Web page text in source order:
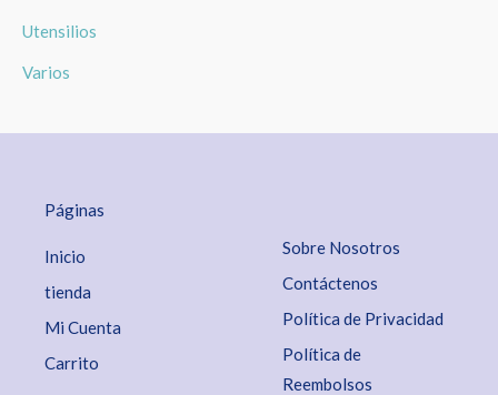
Utensilios
Varios
Páginas
Inicio
tienda
Mi Cuenta
Carrito
Sobre Nosotros
Contáctenos
Política de Privacidad
Política de
Reembolsos